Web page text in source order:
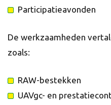
Participatieavonden
De werkzaamheden
zoals:
RAW-bestekken
UAVgc- en